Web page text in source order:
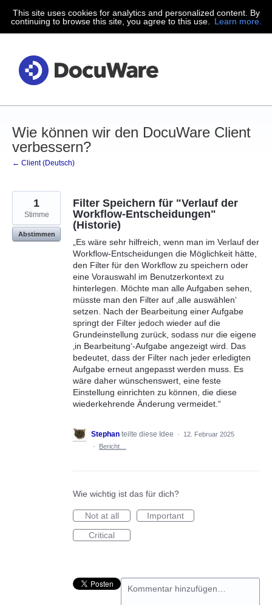
Zum
Inhalt
This site uses cookies for analytics and personalized content. By
continuing to browse this site, you agree to this use.
Learn more.
Wie können wir den DocuWare Client
verbessern?
← Client (Deutsch)
Filter Speichern für "Verlauf der
Workflow-Entscheidungen"
(Historie)
„Es wäre sehr hilfreich, wenn man im Verlauf der
Workflow-Entscheidungen die Möglichkeit hätte,
den Filter für den Workflow zu speichern oder
eine Vorauswahl im Benutzerkontext zu
hinterlegen. Möchte man alle Aufgaben sehen,
müsste man den Filter auf ‚alle auswählen‘
setzen. Nach der Bearbeitung einer Aufgabe
springt der Filter jedoch wieder auf die
Grundeinstellung zurück, sodass nur die eigene
‚in Bearbeitung‘-Aufgabe angezeigt wird. Das
bedeutet, dass der Filter nach jeder erledigten
Aufgabe erneut angepasst werden muss. Es
wäre daher wünschenswert, eine feste
Einstellung einrichten zu können, die diese
wiederkehrende Änderung vermeidet.“
1
Stimme
Abstimmen
Stephan teilte diese Idee ·
12. Februar 2025
·
Bericht…
Wie wichtig ist das für dich?
Not at all
Important
Critical
Kommentar hinzufügen…